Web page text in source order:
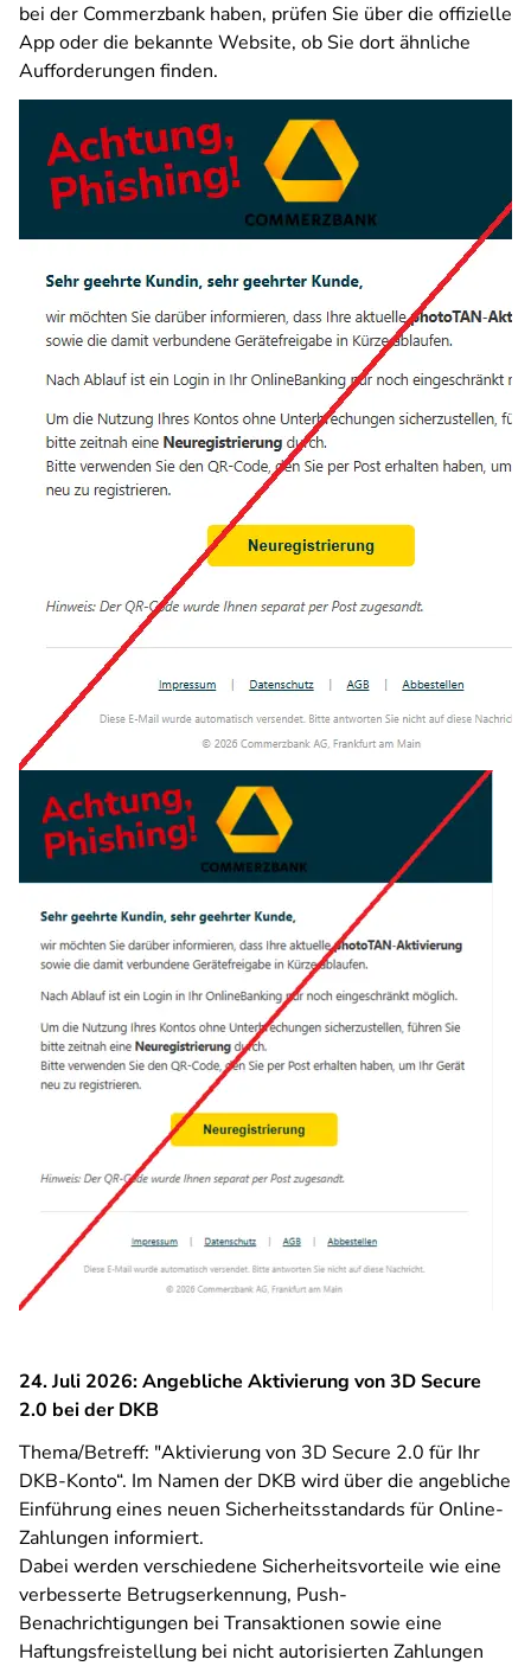
bei der Commerzbank haben, prüfen Sie über die offizielle
App oder die bekannte Website, ob Sie dort ähnliche
Aufforderungen finden.
24. Juli 2026: Angebliche Aktivierung von 3D Secure
2.0 bei der DKB
Thema/Betreff: "Aktivierung von 3D Secure 2.0 für Ihr
DKB-Konto“. Im Namen der DKB wird über die angebliche
Einführung eines neuen Sicherheitsstandards für Online-
Zahlungen informiert.
Dabei werden verschiedene Sicherheitsvorteile wie eine
verbesserte Betrugserkennung, Push-
Benachrichtigungen bei Transaktionen sowie eine
Haftungsfreistellung bei nicht autorisierten Zahlungen